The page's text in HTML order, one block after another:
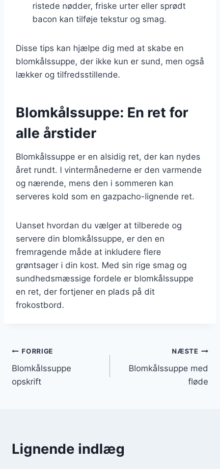
ristede nødder, friske urter eller sprødt
bacon kan tilføje tekstur og smag.
Disse tips kan hjælpe dig med at skabe en
blomkålssuppe, der ikke kun er sund, men også
lækker og tilfredsstillende.
Blomkålssuppe: En ret for
alle årstider
Blomkålssuppe er en alsidig ret, der kan nydes
året rundt. I vintermånederne er den varmende
og nærende, mens den i sommeren kan
serveres kold som en gazpacho-lignende ret.
Uanset hvordan du vælger at tilberede og
servere din blomkålssuppe, er den en
fremragende måde at inkludere flere
grøntsager i din kost. Med sin rige smag og
sundhedsmæssige fordele er blomkålssuppe
en ret, der fortjener en plads på dit
frokostbord.
Indlægsnavigation
FORRIGE
Blomkålssuppe
opskrift
NÆSTE
Blomkålssuppe med
fløde
Lignende indlæg